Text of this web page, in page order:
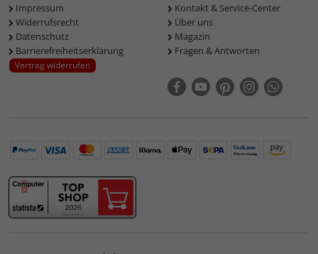
Impressum
Widerrufsrecht
Datenschutz
Barrierefreiheitserklärung
Vertrag widerrufen
Kontakt & Service-Center
Über uns
Magazin
Fragen & Antworten